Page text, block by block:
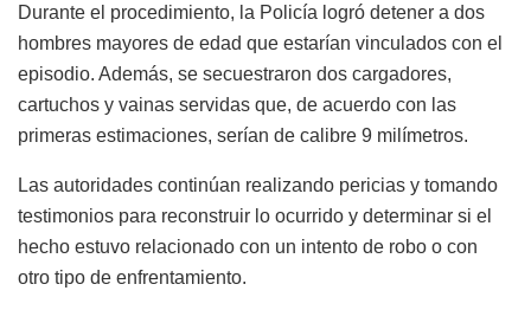
Durante el procedimiento, la Policía logró detener a dos
hombres mayores de edad que estarían vinculados con el
episodio. Además, se secuestraron dos cargadores,
cartuchos y vainas servidas que, de acuerdo con las
primeras estimaciones, serían de calibre 9 milímetros.
Las autoridades continúan realizando pericias y tomando
testimonios para reconstruir lo ocurrido y determinar si el
hecho estuvo relacionado con un intento de robo o con
otro tipo de enfrentamiento.